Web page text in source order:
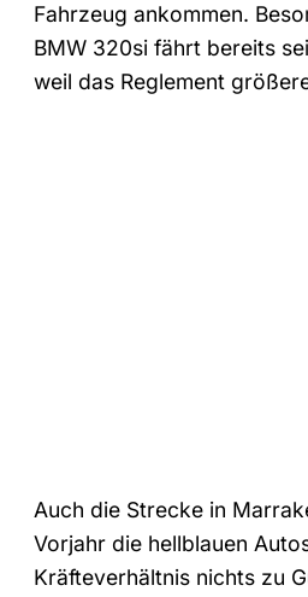
Fahrzeug ankommen.
BMW 320si fährt bereits
weil das Reglement
Auch die Strecke in
Vorjahr die hellblauen
Kräfteverhältnis nichts zu